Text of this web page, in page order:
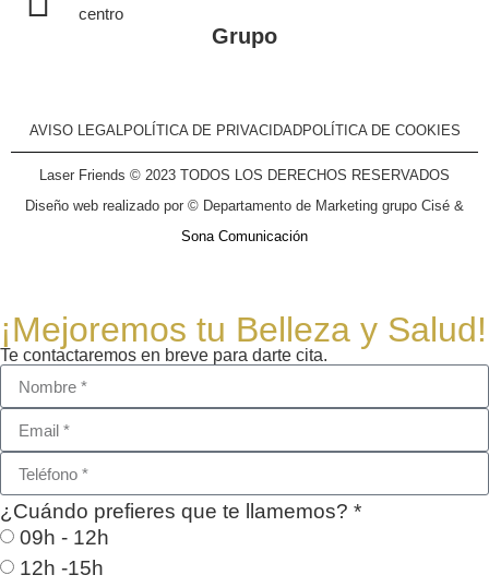
centro
Grupo
AVISO LEGALPOLÍTICA DE PRIVACIDADPOLÍTICA DE COOKIES
Laser Friends © 2023 TODOS LOS DERECHOS RESERVADOS
Diseño web realizado por © Departamento de Marketing grupo Cisé &
Sona Comunicación
¡Mejoremos tu Belleza y Salud!
Te contactaremos en breve para darte cita.
¿Cuándo prefieres que te llamemos? *
09h - 12h
12h -15h